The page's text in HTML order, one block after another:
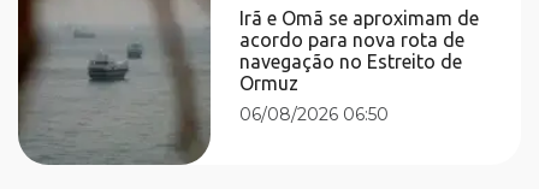
Irã e Omã se aproximam de
acordo para nova rota de
navegação no Estreito de
Ormuz
06/08/2026 06:50